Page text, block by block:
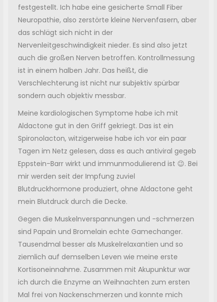
festgestellt. Ich habe eine gesicherte Small Fiber
Neuropathie, also zerstörte kleine Nervenfasern, aber
das schlägt sich nicht in der
Nervenleitgeschwindigkeit nieder. Es sind also jetzt
auch die großen Nerven betroffen. Kontrollmessung
ist in einem halben Jahr. Das heißt, die
Verschlechterung ist nicht nur subjektiv spürbar
sondern auch objektiv messbar.
Meine kardiologischen Symptome habe ich mit
Aldactone gut in den Griff gekriegt. Das ist ein
Spironolacton, witzigerweise habe ich vor ein paar
Tagen im Netz gelesen, dass es auch antiviral gegeb
Eppstein-Barr wirkt und immunmodulierend ist 😉. Bei
mir werden seit der Impfung zuviel
Blutdruckhormone produziert, ohne Aldactone geht
mein Blutdruck durch die Decke.
Gegen die Muskelnverspannungen und -schmerzen
sind Papain und Bromelain echte Gamechanger.
Tausendmal besser als Muskelrelaxantien und so
ziemlich auf demselben Leven wie meine erste
Kortisoneinnahme. Zusammen mit Akupunktur war
ich durch die Enzyme an Weihnachten zum ersten
Mal frei von Nackenschmerzen und konnte mich